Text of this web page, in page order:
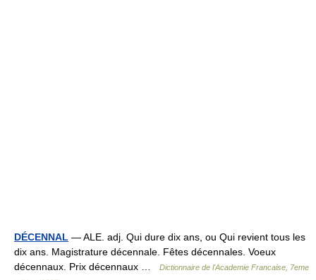
DÉCENNAL — ALE. adj. Qui dure dix ans, ou Qui revient tous les
dix ans. Magistrature décennale. Fêtes décennales. Voeux
décennaux. Prix décennaux …
Dictionnaire de l'Academie Francaise, 7eme